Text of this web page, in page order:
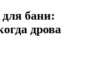
бани:
дрова